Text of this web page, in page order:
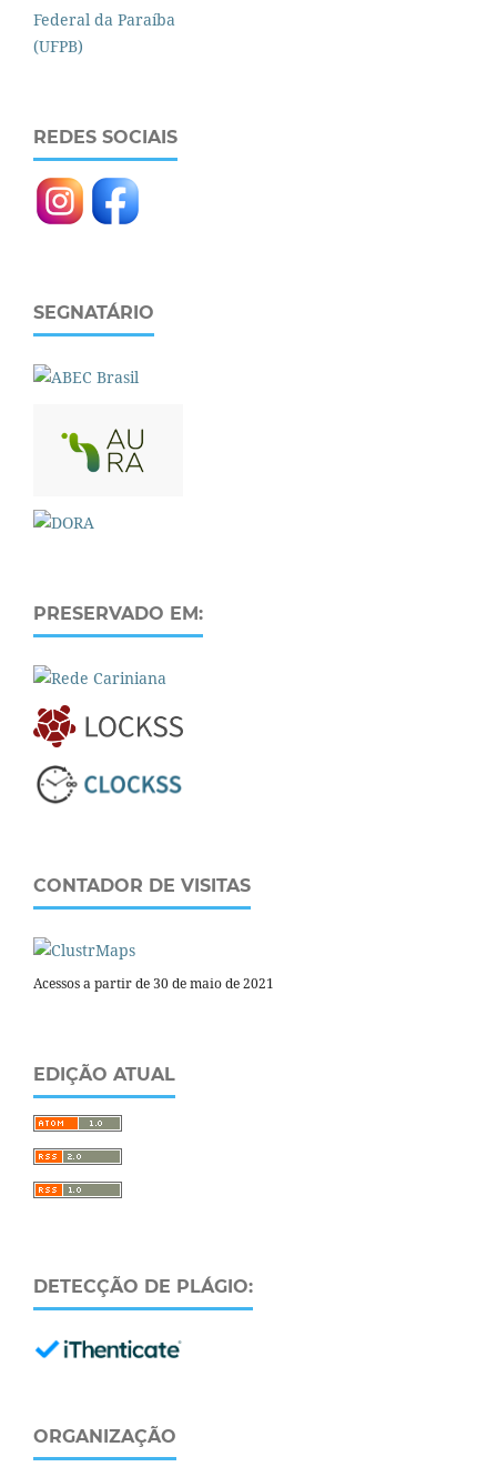
REDES SOCIAIS
SEGNATÁRIO
PRESERVADO EM:
CONTADOR DE VISITAS
Acessos a partir de 30 de maio de 2021
EDIÇÃO ATUAL
DETECÇÃO DE PLÁGIO:
ORGANIZAÇÃO